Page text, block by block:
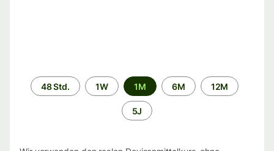
Zeitraum
48 Std. 1W 1M 6M 12M
5J